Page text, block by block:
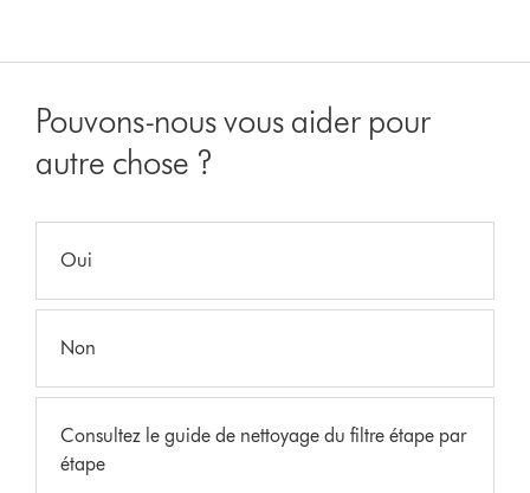
Pouvons-nous vous aider pour
autre chose ?
Oui
Non
Consultez le guide de nettoyage du filtre étape par
étape